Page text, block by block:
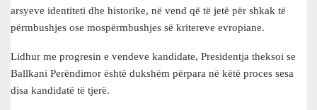
arsyeve identiteti dhe historike, në vend që të jetë për shkak të
përmbushjes ose mospërmbushjes së kritereve evropiane.
Lidhur me progresin e vendeve kandidate, Presidentja theksoi se
Ballkani Perëndimor është dukshëm përpara në këtë proces sesa
disa kandidatë të tjerë.